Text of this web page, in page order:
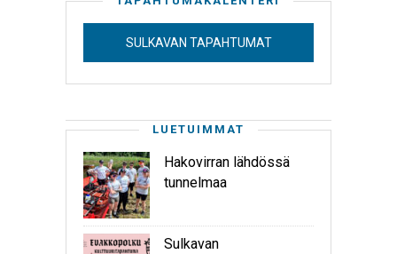
SULKAVAN TAPAHTUMAT
LUETUIMMAT
Hakovirran lähdössä
tunnelmaa
Sulkavan